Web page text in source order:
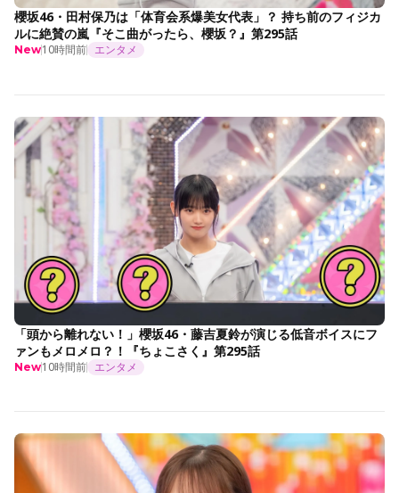
櫻坂46・田村保乃は「体育会系爆美女代表」？ 持ち前のフィジカ
ルに絶賛の嵐『そこ曲がったら、櫻坂？』第295話
New10時間前 エンタメ
「頭から離れない！」櫻坂46・藤吉夏鈴が演じる低音ボイスにフ
ァンもメロメロ？！『ちょこさく』第295話
New10時間前 エンタメ